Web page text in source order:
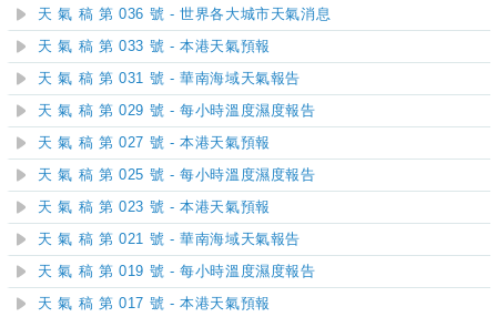
天 氣 稿 第 036 號 - 世界各大城市天氣消息
天 氣 稿 第 033 號 - 本港天氣預報
天 氣 稿 第 031 號 - 華南海域天氣報告
天 氣 稿 第 029 號 - 每小時溫度濕度報告
天 氣 稿 第 027 號 - 本港天氣預報
天 氣 稿 第 025 號 - 每小時溫度濕度報告
天 氣 稿 第 023 號 - 本港天氣預報
天 氣 稿 第 021 號 - 華南海域天氣報告
天 氣 稿 第 019 號 - 每小時溫度濕度報告
天 氣 稿 第 017 號 - 本港天氣預報